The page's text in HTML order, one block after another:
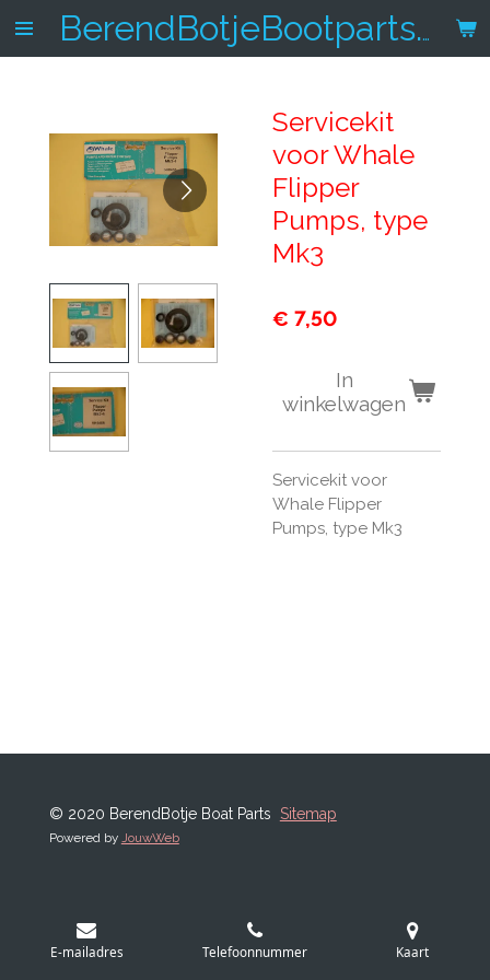
Ga
BerendBotjeBootparts.nl
Servicekit
voor Whale
Flipper
Pumps, type
Mk3
€ 7,50
In
winkelwagen
Servicekit voor
Whale Flipper
Pumps, type Mk3
© 2020 BerendBotje Boat Parts Sitemap
Powered by JouwWeb
E-mailadres Telefoonnummer Kaart